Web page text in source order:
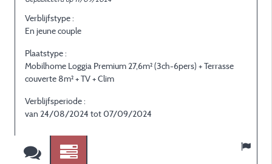
Verblijfstype :
En jeune couple
Plaatstype :
Mobilhome Loggia Premium 27,6m² (3ch-6pers) + Terrasse
couverte 8m² + TV + Clim
Verblijfsperiode :
van 24/08/2024 tot 07/09/2024